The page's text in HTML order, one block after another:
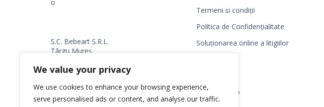
We value your privacy
We use cookies to enhance your browsing experience,
serve personalised ads or content, and analyse our traffic.
S.C. Bebeart S.R.L.
Târgu Mureș
0766 066 606
RO56BTRLRONCRT0CO5621201
Termeni si condiții
Politica de Confidențialitate
Soluționarea online a litigiilor
patut-bebe.ro